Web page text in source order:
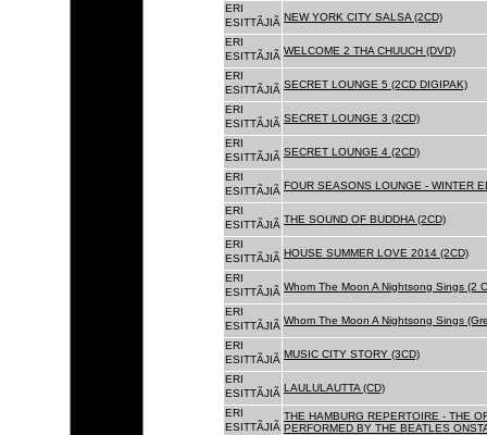
ERI
ESITTÃJIÃ NEW YORK CITY SALSA (2CD)
ERI
ESITTÃJIÃ WELCOME 2 THA CHUUCH (DVD)
ERI
ESITTÃJIÃ SECRET LOUNGE 5 (2CD DIGIPAK)
ERI
ESITTÃJIÃ SECRET LOUNGE 3 (2CD)
ERI
ESITTÃJIÃ SECRET LOUNGE 4 (2CD)
ERI
ESITTÃJIÃ FOUR SEASONS LOUNGE - WINTER
ERI
ESITTÃJIÃ THE SOUND OF BUDDHA (2CD)
ERI
ESITTÃJIÃ HOUSE SUMMER LOVE 2014 (2CD)
ERI
ESITTÃJIÃ Whom The Moon A Nightsong Sings (2
ERI
ESITTÃJIÃ Whom The Moon A Nightsong Sings
ERI
ESITTÃJIÃ MUSIC CITY STORY (3CD)
ERI
ESITTÃJIÃ LAULULAUTTA (CD)
ERI
ESITTÃJIÃ
THE HAMBURG REPERTOIRE - THE
PERFORMED BY THE BEATLES